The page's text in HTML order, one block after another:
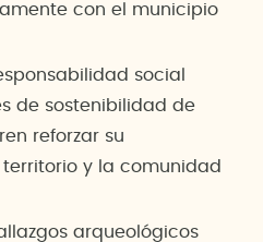
con el municipio
social
de sostenibilidad de
reforzar su
y la comunidad
arqueológicos